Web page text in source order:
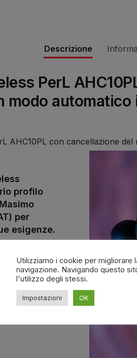
Descrizione
PerL
modo
AHC10PL con cancellazione
profilo
per
esigenze.
per
Utilizziamo i cookie per migliorare
navigazione. Navigando questo
l'utilizzo degli stessi.
Impostazioni OK